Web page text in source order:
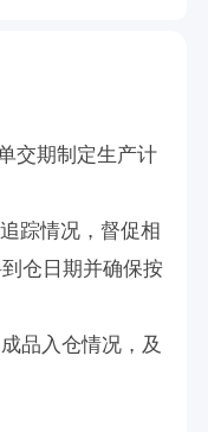
交期制定生产计
踪情况，督促相
仓日期并确保按
品入仓情况，及
回仓